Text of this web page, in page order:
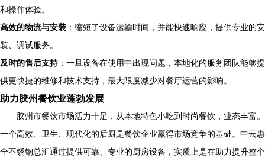
和操作体验。
高效的物流与安装 ：缩短了设备运输时间，并能快速响应，提供专业的安
装、调试服务。
及时的售后支持：一旦设备在使用中出现问题，本地化的服务团队能够提
供更快捷的维修和技术支持，最大限度减少对餐厅运营的影响。
助力胶州餐饮业蓬勃发展
胶州市餐饮市场活力十足，从本地特色小吃到时尚餐饮，业态丰富。
一个高效、卫生、现代化的后厨是餐饮企业赢得市场竞争的基础。中云惠
全不锈钢总汇通过提供可靠、专业的厨房设备，实质上是在助力提升整个